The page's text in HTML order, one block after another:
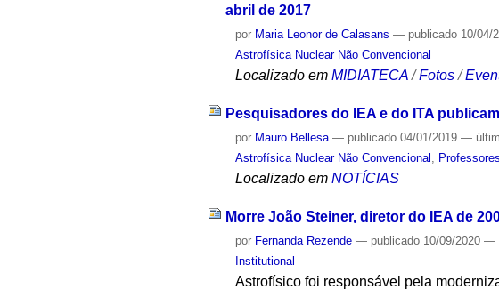
abril de 2017
por Maria Leonor de Calasans — publicado 10/04/
Astrofísica Nuclear Não Convencional
Localizado em MIDIATECA /Fotos /
Pesquisadores do IEA e do ITA
por Mauro Bellesa — publicado 04/01/2019—
Astrofísica Nuclear Não Convencional
Localizado em NOTÍCIAS
Morre João Steiner, diretor do IEA de
por Fernanda Rezende — publicado 10/09/2020—
Institutional
Astrofísico foi responsável pela